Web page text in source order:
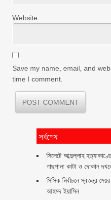
Website
Save my name, email, and
time I comment.
সর্বশেষ
সিলেটে আব্দুল্লাহ
গাছপালা কাটা ও দোকান
সিসিক নির্বাচনে স্বতন্ত্র
আহমদ ইয়াসিন